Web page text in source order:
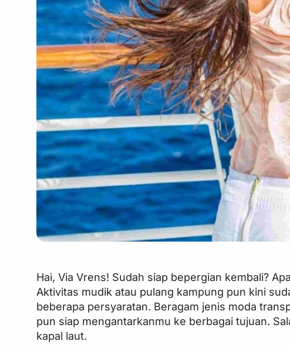
Hai, Via Vrens! Sudah siap bepergian kembali?
Aktivitas mudik atau pulang kampung pun kini
beberapa persyaratan. Beragam jenis moda
pun siap mengantarkanmu ke berbagai tujuan.
kapal laut.